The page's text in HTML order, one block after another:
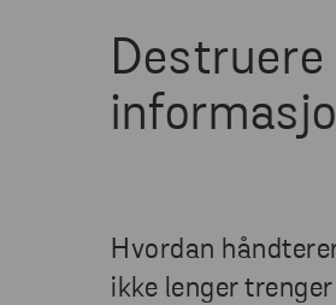
Hvordan
ikke lenger